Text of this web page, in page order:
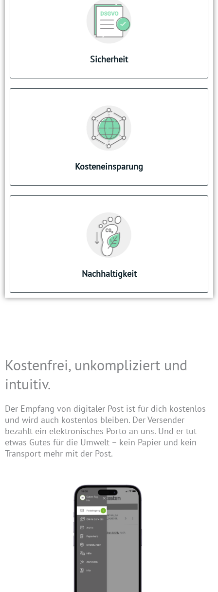
Sicherheit
SPAM-freie Umgebung
Keine E-Mail für Empfang notwendig
DSGVO-konforme Umgebung
Während des Urlaubs nichts verpassen
Kosteneinsparung
Post von morgen heute schon lesen
Gang zum Briefkasten oder Verwaltung
Schneller Informationen erhalten und
Nachhaltigkeit
Weniger Papiermüll
Verringerung des CO₂-Fußabdrucks (kein
Transport, kein unnötiger Druck)
Kostenfrei, unkompliziert und
intuitiv.​
Der Empfang von digitaler Post ist für dich kostenlos
und wird auch kostenlos bleiben. Der Versender
bezahlt ein elektronisches Porto an uns. Und er tut
etwas Gutes für die Umwelt – kein Papier und kein
Transport mehr mit der Post.